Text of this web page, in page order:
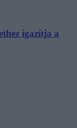
igazítja a